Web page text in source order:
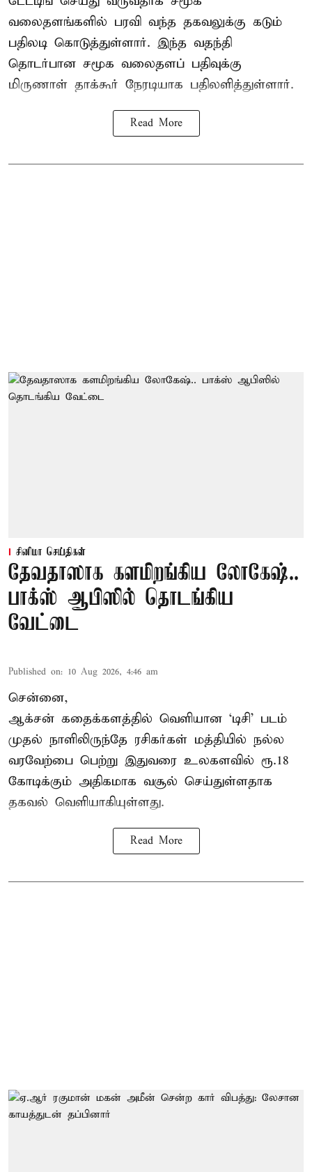
வலைதளங்களில் பரவி வந்த தகவலுக்கு கடும்
பதிலடி கொடுத்துள்ளார். இந்த வதந்தி
தொடர்பான சமூக வலைதளப் பதிவுக்கு
மிருணாள் தாக்கூர் நேரடியாக பதிலளித்துள்ளார்.
Read More
சினிமா செய்திகள்
தேவதாஸாக களமிறங்கிய லோகேஷ்..
பாக்ஸ் ஆபிஸில் தொடங்கிய
வேட்டை
Published on: 10 Aug 2026, 4:46 am
சென்னை,
ஆக்சன் கதைக்களத்தில் வெளியான ‘டிசி’ படம்
முதல் நாளிலிருந்தே ரசிகர்கள் மத்தியில் நல்ல
வரவேற்பை பெற்று இதுவரை உலகளவில் ரூ.18
கோடிக்கும் அதிகமாக வசூல் செய்துள்ளதாக
தகவல் வெளியாகியுள்ளது.
Read More